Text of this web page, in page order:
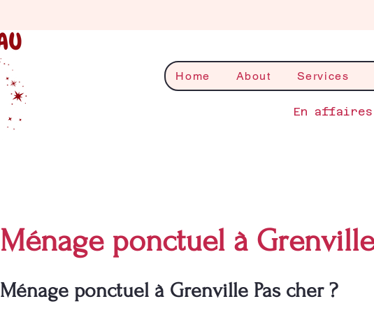
Home About Services
En affaires
Ménage ponctuel à Grenville
Ménage ponctuel à Grenville Pas cher ?